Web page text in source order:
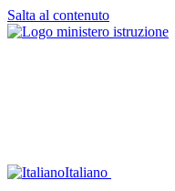
Salta al contenuto
Italiano